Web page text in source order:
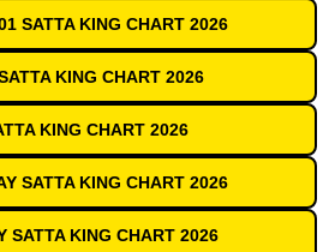
SATTA KING CHART 2026
KING CHART 2026
KING CHART 2026
SATTA KING CHART 2026
SATTA KING CHART 2026